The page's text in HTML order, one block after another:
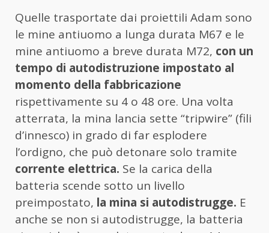
Quelle trasportate dai proiettili Adam sono
le mine antiuomo a lunga durata M67 e le
mine antiuomo a breve durata M72, con un
tempo di autodistruzione impostato al
momento della fabbricazione
rispettivamente su 4 o 48 ore. Una volta
atterrata, la mina lancia sette “tripwire” (fili
d’innesco) in grado di far esplodere
l’ordigno, che può detonare solo tramite
corrente elettrica. Se la carica della
batteria scende sotto un livello
preimpostato, la mina si autodistrugge. E
anche se non si autodistrugge, la batteria